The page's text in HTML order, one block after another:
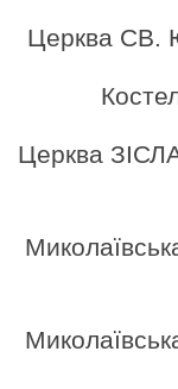
Церква СВ.
Церква